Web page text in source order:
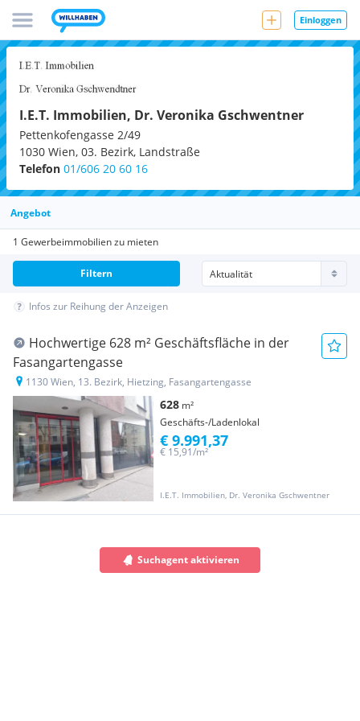
Einloggen
I.E.T. Immobilien, Dr. Veronika Gschwentner
Pettenkofengasse 2/49
1030 Wien, 03. Bezirk, Landstraße
Telefon 01/606 20 60 16
Angebot
1 Gewerbeimmobilien zu mieten
Filtern
Infos zur Reihung der Anzeigen
Hochwertige 628 m² Geschäftsfläche in der
Fasangartengasse
1130 Wien, 13. Bezirk, Hietzing, Fasangartengasse
628 m²
Geschäfts-/Ladenlokal
I.E.T. Immobilien, Dr. Veronika Gschwentner
€ 15,91/m²
€ 9.991,37
Suchagent aktivieren